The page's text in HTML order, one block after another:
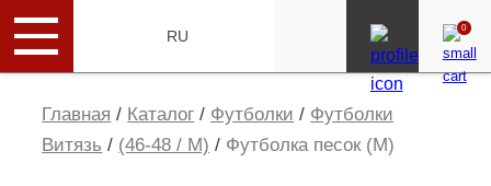
RU
ENG 0
Главная / Каталог / Футболки / Футболки
Витязь / (46-48 / M) / Футболка песок (М)